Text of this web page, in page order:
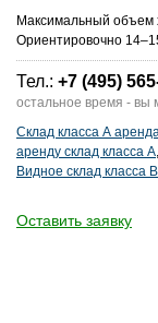
Максимальный объем
Ориентировочно
Тел.: +7 (495)
остальное время - вы
Склад класса А
аренду склад класса А,
Видное склад класса В
Оставить заявку